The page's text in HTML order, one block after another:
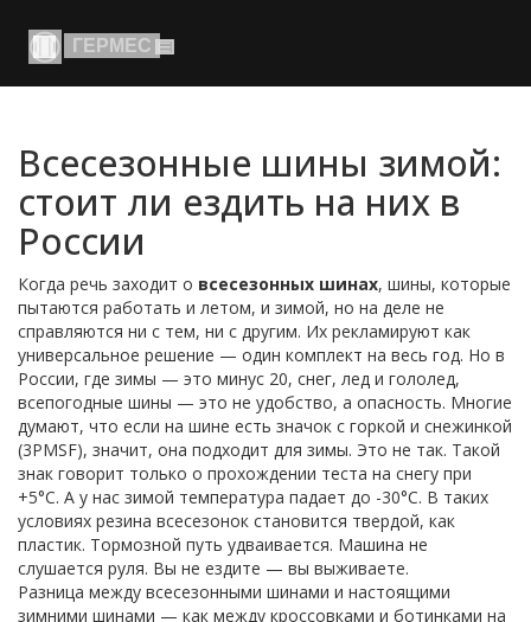
Всесезонные шины зимой:
стоит ли ездить на них в
России
Когда речь заходит о всесезонных шинах, шины, которые
пытаются работать и летом, и зимой, но на деле не
справляются ни с тем, ни с другим. Их рекламируют как
универсальное решение — один комплект на весь год. Но в
России, где зимы — это минус 20, снег, лед и гололед,
всепогодные шины — это не удобство, а опасность. Многие
думают, что если на шине есть значок с горкой и снежинкой
(3PMSF), значит, она подходит для зимы. Это не так. Такой
знак говорит только о прохождении теста на снегу при
+5°C. А у нас зимой температура падает до -30°C. В таких
условиях резина всесезонок становится твердой, как
пластик. Тормозной путь удваивается. Машина не
слушается руля. Вы не ездите — вы выживаете.
Разница между всесезонными шинами и настоящими
зимними шинами — как между кроссовками и ботинками на